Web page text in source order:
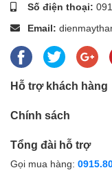
Số điện thoại:
Email:
Hỗ trợ khách hàng
Chính sách
Tổng đài hỗ trợ
Gọi mua hàng: